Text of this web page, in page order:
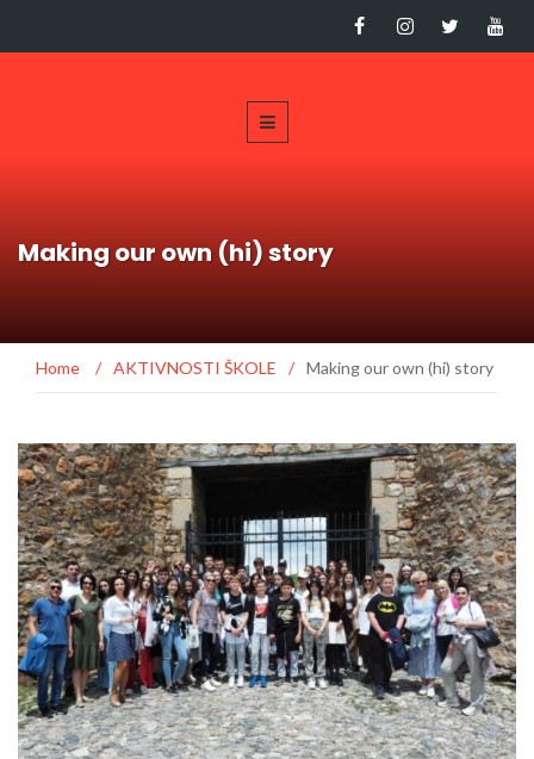
Making our own (hi) story
Home / AKTIVNOSTI ŠKOLE / Making our own (hi) story